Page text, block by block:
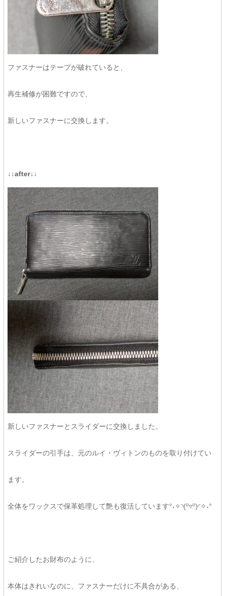
ファスナーはテープが破れていると、
再生補修が困難ですので、
新しいファスナーに交換します。
↓↓after↓↓
新しいファスナーとスライダーに交換しました。
スライダーの引手は、元のルイ・ヴィトンのものを取り付けてい
ます。
全体をワックスで保革処理して艶も復活しています°˖✧◝(⁰▿⁰)◜✧˖°
ご紹介したお財布のように、
本体はきれいなのに、ファスナーだけに不具合がある、